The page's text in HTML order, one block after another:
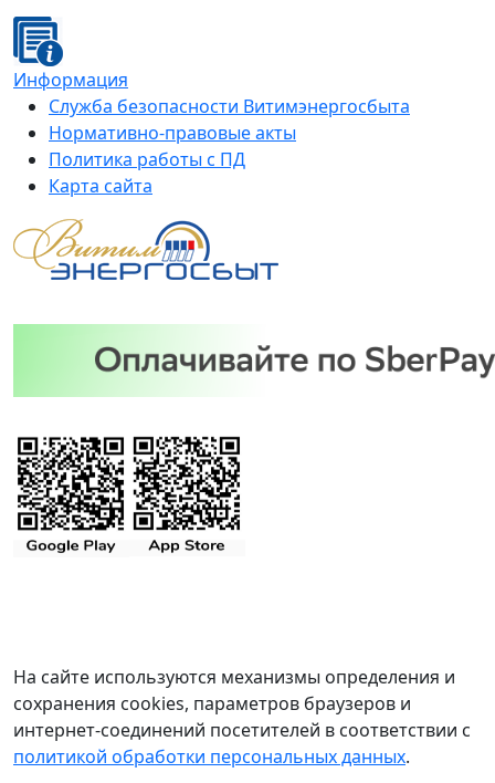
Информация
Служба безопасности Витимэнергосбыта
Нормативно-правовые акты
Политика работы с ПД
Карта сайта
На сайте используются механизмы определения и
сохранения cookies, параметров браузеров и
интернет-соединений посетителей в соответствии с
политикой обработки персональных данных.